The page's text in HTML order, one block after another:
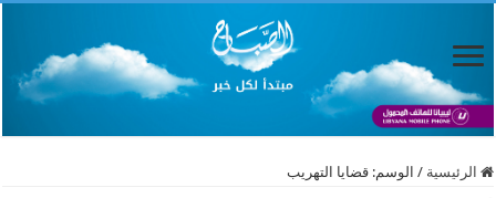
الرئيسية / الوسم:قضايا التهريب